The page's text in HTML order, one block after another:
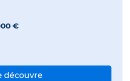
€
découvre